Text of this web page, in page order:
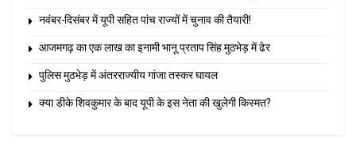
नवंबर-दिसंबर में यूपी सहित पांच राज्यों में चुनाव की तैयारी!
आजमगढ़ का एक लाख का इनामी भानू प्रताप सिंह मुठभेड़ में ढेर
पुलिस मुठभेड़ में अंतरराज्यीय गांजा तस्कर घायल
क्या डीके शिवकुमार के बाद यूपी के इस नेता की खुलेगी किस्मत?